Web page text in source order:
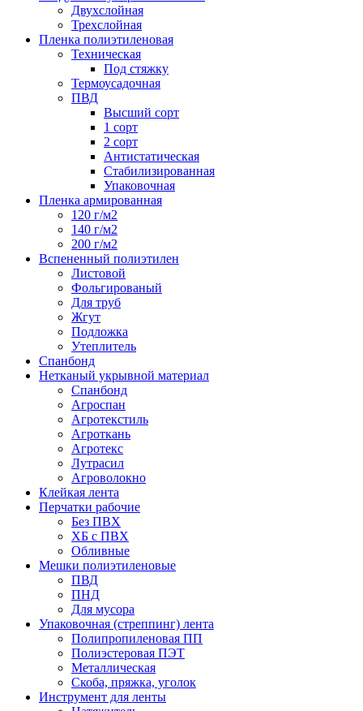
Двухслойная
Трехслойная
Пленка полиэтиленовая
Техническая
Под стяжку
Термоусадочная
ПВД
Высший сорт
1 сорт
2 сорт
Антистатическая
Стабилизированная
Упаковочная
Пленка армированная
120 г/м2
140 г/м2
200 г/м2
Вспененный полиэтилен
Листовой
Фольгированый
Для труб
Жгут
Подложка
Утеплитель
Спанбонд
Нетканый укрывной материал
Спанбонд
Агроспан
Агротекстиль
Агроткань
Агротекс
Лутрасил
Агроволокно
Клейкая лента
Перчатки рабочие
Без ПВХ
ХБ с ПВХ
Обливные
Мешки полиэтиленовые
ПВД
ПНД
Для мусора
Упаковочная (стреппинг) лента
Полипропиленовая ПП
Полиэстеровая ПЭТ
Металлическая
Скоба, пряжка, уголок
Инструмент для ленты